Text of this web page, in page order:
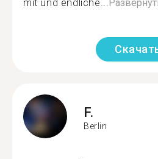
mit und endliche...
F.
Berlin